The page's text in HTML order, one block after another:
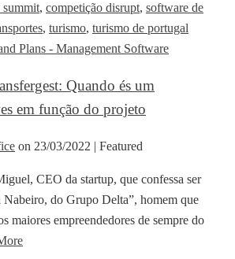
summit, competição disrupt, software de
, turismo, turismo de portugal
Quando és um
em função do projeto
on 23/03/2022 | Featured
CEO da startup, que confessa ser
Nabeiro, do Grupo Delta”, homem que
maiores empreendedores de sempre do